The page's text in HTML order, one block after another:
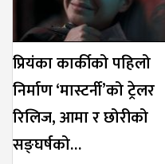
प्रियंका कार्कीको पहिलो
निर्माण ‘मास्टर्नी’को ट्रेलर
रिलिज, आमा र छोरीको
सङ्घर्षको…